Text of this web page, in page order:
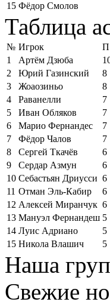
15 Фёдор Смолов
Таблица
№ Игрок
П
1
Артём Дзюба
2
Юрий Газинский
8
3
Жоаозиньо
8
4
Раванелли
7
5
Иван Обляков
7
6
Марио Фернандес
7
7
Фёдор Чалов
7
8
Сергей Ткачёв
6
9
Сердар Азмун
6
10 Себастьян Дриусси 6
11 Отман Эль-Кабир
6
12 Алексей Миранчук 6
13 Мануэл Фернандеш 5
14 Луис Адриано
5
15 Никола Влашич 5
Наша
Свежие